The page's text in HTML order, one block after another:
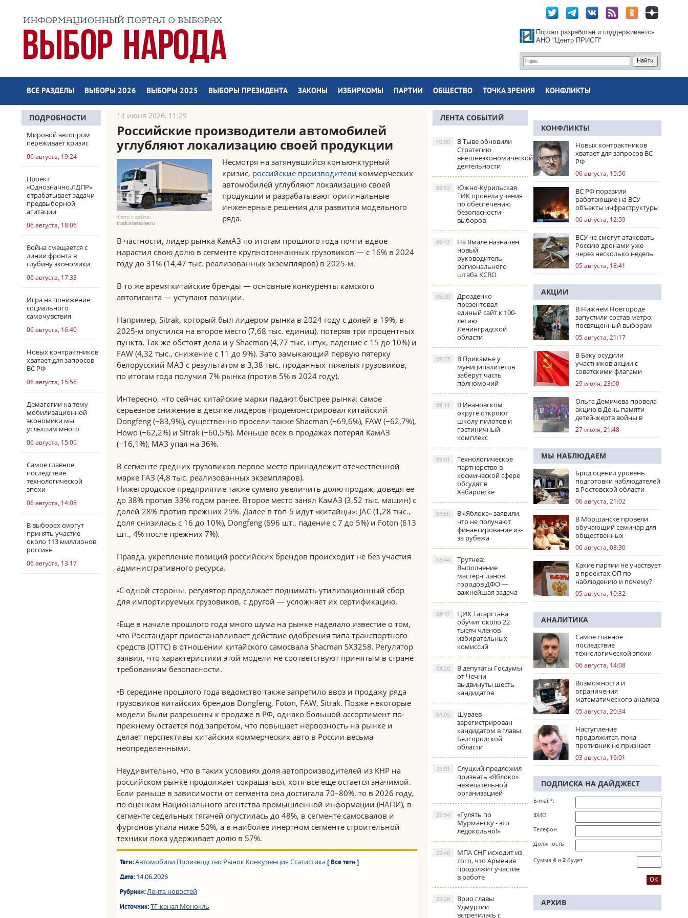
Портал разработан и поддерживается
АНО "Центр ПРИСП"
ВСЕ РАЗДЕЛЫ ВЫБОРЫ 2026 ВЫБОРЫ 2025 ВЫБОРЫ ПРЕЗИДЕНТА ЗАКОНЫ ИЗБИРКОМЫ ПАРТИИ ОБЩЕСТВО ТОЧКА ЗРЕНИЯ КОНФЛИКТЫ
ПОДРОБНОСТИ
Мировой автопром
переживает кризис
06 августа, 19:24
Проект
«Однозначно.ЛДПР»
отрабатывает задачи
предвыборной
агитации
06 августа, 18:06
Война смещается с
линии фронта в
глубину экономики
06 августа, 17:33
Игра на понижение
социального
самочувствия
06 августа, 16:40
Новых контрактников
хватает для запросов
ВС РФ
06 августа, 15:56
Демагогии на тему
мобилизационной
экономики мы
услышим много
06 августа, 15:00
Самое главное
последствие
технологической
эпохи
06 августа, 14:08
В выборах смогут
принять участие
около 113 миллионов
россиян
06 августа, 13:17
14 июня 2026, 11:29
Российские производители автомобилей
углубляют локализацию своей продукции
Фото с сайта:
truck.ironhorse.ru
Несмотря на затянувшийся конъюнктурный
кризис, российские производители коммерческих
автомобилей углубляют локализацию своей
продукции и разрабатывают оригинальные
инженерные решения для развития модельного
ряда.
В частности, лидер рынка КамАЗ по итогам прошлого года почти вдвое
нарастил свою долю в сегменте крупнотоннажных грузовиков — с 16% в 2024
году до 31% (14,47 тыс. реализованных экземпляров) в 2025-м.
В то же время китайские бренды — основные конкуренты камского
автогиганта — уступают позиции.
Например, Sitrak, который был лидером рынка в 2024 году с долей в 19%, в
2025-м опустился на второе место (7,68 тыс. единиц), потеряв три процентных
пункта. Так же обстоят дела и у Shacman (4,77 тыс. штук, падение с 15 до 10%) и
FAW (4,32 тыс., снижение с 11 до 9%). Зато замыкающий первую пятерку
белорусский МАЗ c результатом в 3,38 тыс. проданных тяжелых грузовиков,
по итогам года получил 7% рынка (против 5% в 2024 году).
Интересно, что сейчас китайские марки падают быстрее рынка: самое
серьезное снижение в десятке лидеров продемонстрировал китайский
Dongfeng (−83,9%), существенно просели также Shacman (−69,6%), FAW (−62,7%),
Howo (−62,2%) и Sitrak (−60,5%). Меньше всех в продажах потерял КамАЗ
(−16,1%), МАЗ упал на 36%.
В сегменте средних грузовиков первое место принадлежит отечественной
марке ГАЗ (4,8 тыс. реализованных экземпляров).
Нижегородское предприятие также сумело увеличить долю продаж, доведя ее
до 38% против 33% годом ранее. Второе место занял КамАЗ (3,52 тыс. машин) с
долей 28% против прежних 25%. Далее в топ-5 идут «китайцы»: JAC (1,28 тыс.,
доля снизилась с 16 до 10%), Dongfeng (696 шт., падение с 7 до 5%) и Foton (613
шт., 4% после прежних 7%).
Правда, укрепление позиций российских брендов происходит не без участия
административного ресурса.
▫️С одной стороны, регулятор продолжает поднимать утилизационный сбор
для импортируемых грузовиков, с другой — усложняет их сертификацию.
▫️Еще в начале прошлого года много шума на рынке наделало известие о том,
что Росстандарт приостанавливает действие одобрения типа транспортного
средств (ОТТС) в отношении китайского самосвала Shacman SX3258. Регулятор
заявил, что характеристики этой модели не соответствуют принятым в стране
требованиям безопасности.
▫️В середине прошлого года ведомство также запретило ввоз и продажу ряда
грузовиков китайских брендов Dongfeng, Foton, FAW, Sitrak. Позже некоторые
модели были разрешены к продаже в РФ, однако большой ассортимент по-
прежнему остается под запретом, что повышает нервозность на рынке и
делает перспективы китайских коммерческих авто в России весьма
неопределенными.
Неудивительно, что в таких условиях доля автопроизводителей из КНР на
российском рынке продолжает сокращаться, хотя все еще остается значимой.
Если раньше в зависимости от сегмента она достигала 70–80%, то в 2026 году,
по оценкам Национального агентства промышленной информации (НАПИ), в
сегменте седельных тягачей опустилась до 48%, в сегменте самосвалов и
фургонов упала ниже 50%, а в наиболее инертном сегменте строительной
техники пока удерживает долю в 57%.
Теги:Автомобили Производство Рынок Конкуренция Статистика [ Все теги ]
Дата:14.06.2026
Рубрики:Лента новостей
Источник:ТГ-канал Монокль
ЛЕНТА СОБЫТИЙ
В Тыве обновили
Стратегию
внешнеэкономической
деятельности
10:00
Южно-Курильская
ТИК провела учения
по обеспечению
безопасности
выборов
09:52
На Ямале назначен
новый
руководитель
регионального
штаба КСВО
09:42
Дрозденко
презентовал
единый сайт к 100-
летию
Ленинградской
области
09:30
В Прикамье у
муниципалитетов
заберут часть
полномочий
09:23
В Ивановском
округе откроют
школу пилотов и
гостиничный
комплекс
09:11
Технологическое
партнерство в
космической сфере
обсудят в
Хабаровске
09:01
В «Яблоке» заявили,
что не получают
финансирование из-
за рубежа
08:50
Трутнев:
Выполнение
мастер-планов
городов ДФО —
важнейшая задача
08:44
ЦИК Татарстана
обучит около 22
тысяч членов
избирательных
комиссий
08:32
В депутаты Госдумы
от Чечни
выдвинуты шесть
кандидатов
08:20
Шуваев
зарегистрирован
кандидатом в главы
Белгородской
области
08:05
Слуцкий предложил
признать «Яблоко»
нежелательной
организацией
23:01
«Гулять по
Мурманску - это
ледокольно!»
22:54
МПА СНГ исходит из
того, что Армения
продолжит участие
в работе
22:40
Врио главы
Удмуртии
встретилась с
22:28
КОНФЛИКТЫ
Новых контрактников
хватает для запросов ВС
РФ
06 августа, 15:56
ВС РФ поразили
работающие на ВСУ
объекты инфраструктуры
и центры логистики
06 августа, 12:59
ВСУ не смогут атаковать
Россию дронами уже
через несколько недель
05 августа, 18:41
АКЦИИ
В Нижнем Новгороде
запустили состав метро,
посвященный выборам
05 августа, 21:17
В Баку осудили
участников акции с
советскими флагами
29 июля, 23:00
Ольга Демичева провела
акцию в День памяти
детей-жертв войны в
Донбассе
27 июля, 21:48
МЫ НАБЛЮДАЕМ
Брод оценил уровень
подготовки наблюдателей
в Ростовской области
06 августа, 21:02
В Моршанске провели
обучающий семинар для
общественных
наблюдателей
06 августа, 08:30
Какие партии не участвует
в проектах ОП по
наблюдению и почему?
05 августа, 10:32
АНАЛИТИКА
Самое главное
последствие
технологической эпохи
06 августа, 14:08
Возможности и
ограничения
математического анализа
избирательных кампаний
05 августа, 20:34
Наступление
продолжится, пока
противник не признает
стратегическое
поражение
03 августа, 16:01
ПОДПИСКА НА ДАЙДЖЕСТ
E-mail*:
ФИО
Телефон
Должность
Сумма 4 и 2 будет
АРХИВ